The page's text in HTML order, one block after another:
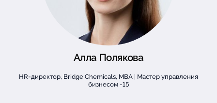
Алла Полякова
HR-директор, Bridge Chemicals, MBA | Мастер управления
бизнесом -15